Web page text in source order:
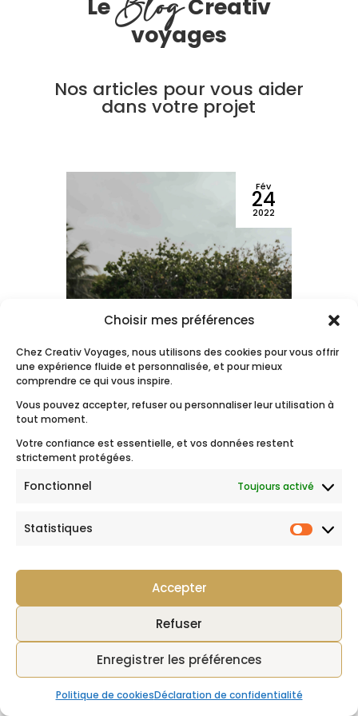
Choisir mes préférences
Chez Creativ Voyages, nous utilisons des cookies pour vous offrir
une expérience fluide et personnalisée, et pour mieux
comprendre ce qui vous inspire.
Vous pouvez accepter, refuser ou personnaliser leur utilisation à
tout moment.
Votre confiance est essentielle, et vos données restent
strictement protégées.
Fonctionnel Toujours activé
Statistiques
Accepter
Refuser
Enregistrer les préférences
Politique de cookiesDéclaration de confidentialité
Le
Creativ
voyages
Nos articles pour vous aider
dans votre projet
Fév
24
2022
Nos Love Story
Pauline et Tony, leur
mariage singulier et
paradisiaque à l’ile